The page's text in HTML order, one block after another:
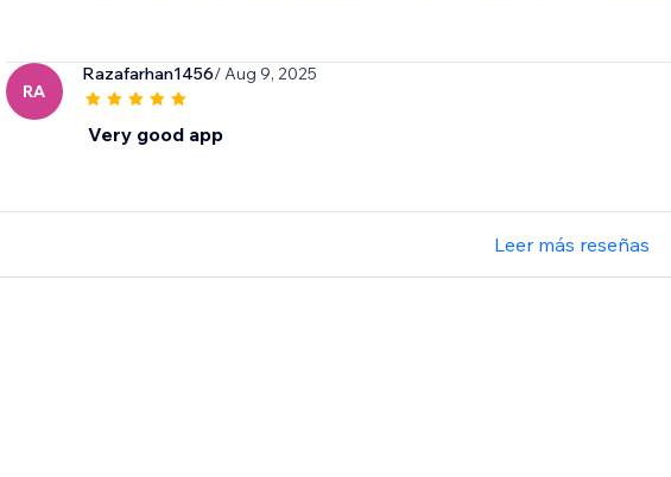
RA
Razafarhan1456/ Aug 9, 2025
Very good app
Leer más reseñas